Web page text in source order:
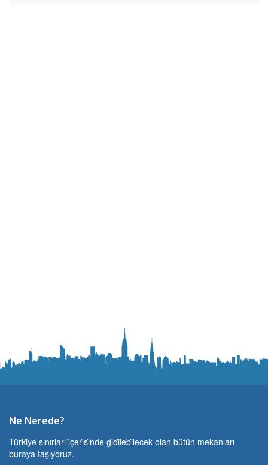
Ne Nerede?
Türki̇ye sınırları i̇çeri̇si̇nde gi̇di̇lebi̇lecek olan bütün mekanları
buraya taşıyoruz.